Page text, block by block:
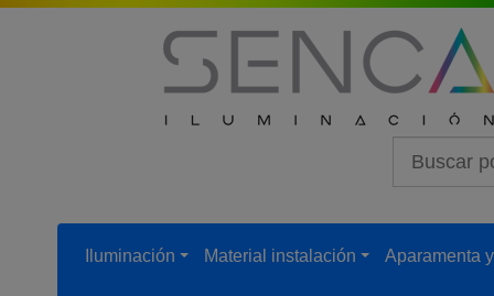
Iluminación Material instalación Aparamenta